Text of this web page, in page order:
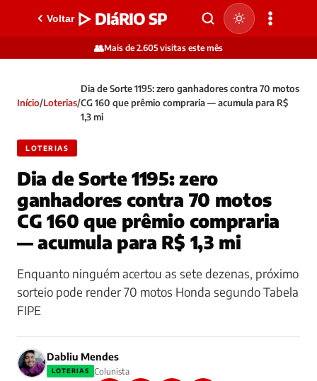
Voltar ▷ DIáRIO SP
👥Mais de 2.605 visitas este mês
Início/Loterias/
Dia de Sorte 1195: zero ganhadores contra 70 motos
CG 160 que prêmio compraria — acumula para R$
1,3 mi
LOTERIAS
Dia de Sorte 1195: zero
ganhadores contra 70 motos
CG 160 que prêmio compraria
— acumula para R$ 1,3 mi
Enquanto ninguém acertou as sete dezenas, próximo
sorteio pode render 70 motos Honda segundo Tabela
FIPE
Dabliu Mendes
LOTERIAS
Colunista